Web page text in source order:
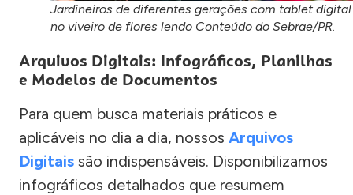
Jardineiros de diferentes gerações com tablet digital
no viveiro de flores lendo Conteúdo do Sebrae/PR.
Arquivos Digitais: Infográficos, Planilhas
e Modelos de Documentos
Para quem busca materiais práticos e
aplicáveis no dia a dia, nossos Arquivos
Digitais são indispensáveis. Disponibilizamos
infográficos detalhados que resumem